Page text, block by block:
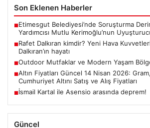
Son Eklenen Haberler
■Etimesgut Belediyesi’nde Soruşturma
Yardımcısı Mutlu Kerimoğlu’nun
■Rafet Dalkıran kimdir? Yeni Hava
Dalkıran’ın hayatı
■Outdoor Mutfaklar ve Modern Yaşam
■Altın Fiyatları Güncel 14 Nisan 2026:
Cumhuriyet Altını Satış ve Alış Fiyatları
■İsmail Kartal ile Asensio arasında deprem!
Güncel